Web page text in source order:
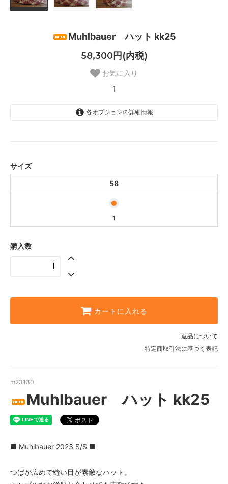
Muhlbauer ハット kk25
58,300円(内税)
お気に入り
1
各オプションの詳細情報
サイズ
58
1
購入数
カートに入れる
返品について
特定商取引法に基づく表記
m23130
Muhlbauer ハット kk25
■ Muhlbauer 2023 S/S ■
つばが広めで縫い目が素敵なハット。